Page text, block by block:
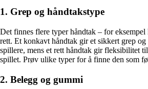
1. Grep og håndtakstype
Det finnes flere typer håndtak – for
rett. Et konkavt håndtak gir et sikkert grep
spillere, mens et rett håndtak gir fleksibilitet
spillet. Prøv ulike typer for å finne den som
2. Belegg og gummi